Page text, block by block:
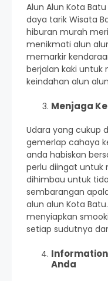
Alun Alun Kota
daya tarik Wisata
hiburan murah
menikmati alun
memarkir
berjalan kaki untuk
keindahan alun alun
Menjaga
Udara yang cukup
gemerlap cahaya
anda habiskan
perlu diingat untuk
dihimbau untuk
sembarangan
alun alun Kota
menyiapkan
setiap sudutnya
Anda